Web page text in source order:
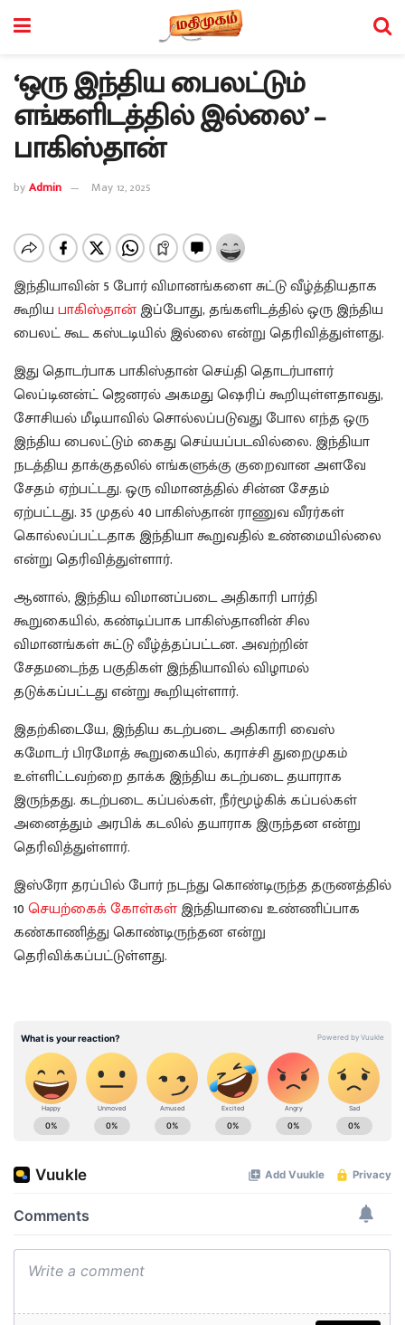
‘ஒரு இந்திய பைலட்டும்
எங்களிடத்தில் இல்லை’ –
பாகிஸ்தான்
byAdmin May 12, 2025
இந்தியாவின் 5 போர் விமானங்களை சுட்டு வீழ்த்தியதாக
கூறியபாகிஸ்தான்இப்போது, தங்களிடத்தில் ஒரு இந்திய
பைலட் கூட கஸ்டடியில் இல்லை என்று தெரிவித்துள்ளது.
இது தொடர்பாக பாகிஸ்தான் செய்தி தொடர்பாளர்
லெப்டினன்ட் ஜெனரல் அகமது ஷெரிப் கூறியுள்ளதாவது,
சோசியல் மீடியாவில் சொல்லப்படுவது போல எந்த ஒரு
இந்திய பைலட்டும் கைது செய்யப்படவில்லை. இந்தியா
நடத்திய தாக்குதலில் எங்களுக்கு குறைவான அளவே
சேதம் ஏற்பட்டது. ஒரு விமானத்தில் சின்ன சேதம்
ஏற்பட்டது. 35 முதல் 40 பாகிஸ்தான் ராணுவ வீரர்கள்
கொல்லப்பட்டதாக இந்தியா கூறுவதில் உண்மையில்லை
என்று தெரிவித்துள்ளார்.
ஆனால், இந்திய விமானப்படை அதிகாரி பார்தி
கூறுகையில், கண்டிப்பாக பாகிஸ்தானின் சில
விமானங்கள் சுட்டு வீழ்த்தப்பட்டன. அவற்றின்
சேதமடைந்த பகுதிகள் இந்தியாவில் விழாமல்
தடுக்கப்பட்டது என்று கூறியுள்ளார்.
இதற்கிடையே, இந்திய கடற்படை அதிகாரி வைஸ்
கமோடர் பிரமோத் கூறுகையில், கராச்சி துறைமுகம்
உள்ளிட்டவற்றை தாக்க இந்திய கடற்படை தயாராக
இருந்தது. கடற்படை கப்பல்கள், நீர்மூழ்கிக் கப்பல்கள்
அனைத்தும் அரபிக் கடலில் தயாராக இருந்தன என்று
தெரிவித்துள்ளார்.
இஸ்ரோ தரப்பில் போர் நடந்து கொண்டிருந்த தருணத்தில்
10செயற்கைக் கோள்கள்இந்தியாவை உண்ணிப்பாக
கண்காணித்து கொண்டிருந்தன என்று
தெரிவிக்கப்பட்டுள்ளது.